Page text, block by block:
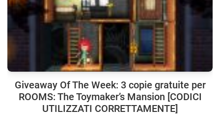
Giveaway Of The Week: 3 copie gratuite per
ROOMS: The Toymaker’s Mansion [CODICI
UTILIZZATI CORRETTAMENTE]